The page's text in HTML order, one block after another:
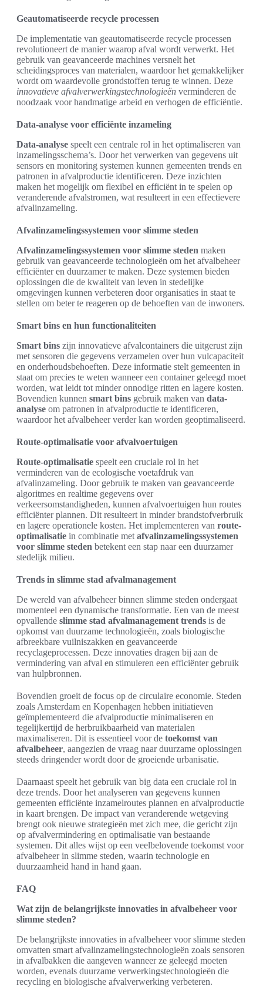
Geautomatiseerde recycle processen
De implementatie van geautomatiseerde recycle processen
revolutioneert de manier waarop afval wordt verwerkt. Het
gebruik van geavanceerde machines versnelt het
scheidingsproces van materialen, waardoor het gemakkelijker
wordt om waardevolle grondstoffen terug te winnen. Deze
innovatieve afvalverwerkingstechnologieën verminderen de
noodzaak voor handmatige arbeid en verhogen de efficiëntie.
Data-analyse voor efficiënte inzameling
Data-analyse speelt een centrale rol in het optimaliseren van
inzamelingsschema’s. Door het verwerken van gegevens uit
sensors en monitoring systemen kunnen gemeenten trends en
patronen in afvalproductie identificeren. Deze inzichten
maken het mogelijk om flexibel en efficiënt in te spelen op
veranderende afvalstromen, wat resulteert in een effectievere
afvalinzameling.
Afvalinzamelingssystemen voor slimme steden
Afvalinzamelingssystemen voor slimme steden maken
gebruik van geavanceerde technologieën om het afvalbeheer
efficiënter en duurzamer te maken. Deze systemen bieden
oplossingen die de kwaliteit van leven in stedelijke
omgevingen kunnen verbeteren door organisaties in staat te
stellen om beter te reageren op de behoeften van de inwoners.
Smart bins en hun functionaliteiten
Smart bins zijn innovatieve afvalcontainers die uitgerust zijn
met sensoren die gegevens verzamelen over hun vulcapaciteit
en onderhoudsbehoeften. Deze informatie stelt gemeenten in
staat om precies te weten wanneer een container geleegd moet
worden, wat leidt tot minder onnodige ritten en lagere kosten.
Bovendien kunnen smart bins gebruik maken van data-
analyse om patronen in afvalproductie te identificeren,
waardoor het afvalbeheer verder kan worden geoptimaliseerd.
Route-optimalisatie voor afvalvoertuigen
Route-optimalisatie speelt een cruciale rol in het
verminderen van de ecologische voetafdruk van
afvalinzameling. Door gebruik te maken van geavanceerde
algoritmes en realtime gegevens over
verkeersomstandigheden, kunnen afvalvoertuigen hun routes
efficiënter plannen. Dit resulteert in minder brandstofverbruik
en lagere operationele kosten. Het implementeren van route-
optimalisatie in combinatie met afvalinzamelingssystemen
voor slimme steden betekent een stap naar een duurzamer
stedelijk milieu.
Trends in slimme stad afvalmanagement
De wereld van afvalbeheer binnen slimme steden ondergaat
momenteel een dynamische transformatie. Een van de meest
opvallende slimme stad afvalmanagement trends is de
opkomst van duurzame technologieën, zoals biologische
afbreekbare vuilniszakken en geavanceerde
recyclageprocessen. Deze innovaties dragen bij aan de
vermindering van afval en stimuleren een efficiënter gebruik
van hulpbronnen.
Bovendien groeit de focus op de circulaire economie. Steden
zoals Amsterdam en Kopenhagen hebben initiatieven
geïmplementeerd die afvalproductie minimaliseren en
tegelijkertijd de herbruikbaarheid van materialen
maximaliseren. Dit is essentieel voor de toekomst van
afvalbeheer, aangezien de vraag naar duurzame oplossingen
steeds dringender wordt door de groeiende urbanisatie.
Daarnaast speelt het gebruik van big data een cruciale rol in
deze trends. Door het analyseren van gegevens kunnen
gemeenten efficiënte inzamelroutes plannen en afvalproductie
in kaart brengen. De impact van veranderende wetgeving
brengt ook nieuwe strategieën met zich mee, die gericht zijn
op afvalvermindering en optimalisatie van bestaande
systemen. Dit alles wijst op een veelbelovende toekomst voor
afvalbeheer in slimme steden, waarin technologie en
duurzaamheid hand in hand gaan.
FAQ
Wat zijn de belangrijkste innovaties in afvalbeheer voor
slimme steden?
De belangrijkste innovaties in afvalbeheer voor slimme steden
omvatten smart afvalinzamelingstechnologieën zoals sensoren
in afvalbakken die aangeven wanneer ze geleegd moeten
worden, evenals duurzame verwerkingstechnologieën die
recycling en biologische afvalverwerking verbeteren.